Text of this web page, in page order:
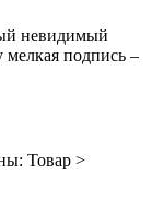
невидимый
мелкая подпись –
Товар >